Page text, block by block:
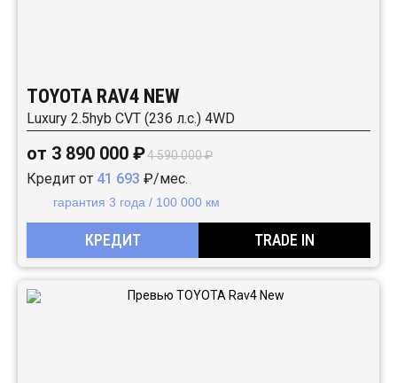
TOYOTA RAV4 NEW
Luxury 2.5hyb CVT (236 л.с.) 4WD
от 3 890 000 ₽4 590 000 ₽
Кредит от 41 693 ₽/мес.
гарантия 3 года / 100 000 км
КРЕДИТ TRADE IN